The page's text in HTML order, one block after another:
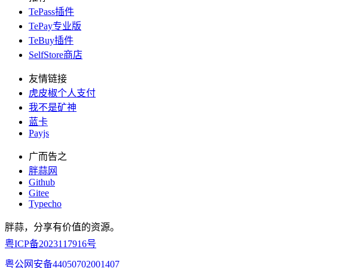
TePass插件
TePay专业版
TeBuy插件
SelfStore商店
友情链接
虎皮椒个人支付
我不是矿神
蓝卡
Payjs
广而告之
胖蒜网
Github
Gitee
Typecho
胖蒜，分享有价值的资源。
粤ICP备2023117916号
粤公网安备44050702001407